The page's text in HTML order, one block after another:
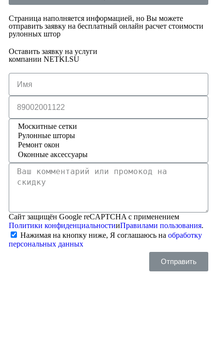
Страница наполняется информацией, но Вы можете
отправить заявку на бесплатный онлайн расчет стоимости
рулонных штор
Оставить заявку на услуги
компании NETKI.SU
Сайт защищён Google reCAPTCHA с применением
Политики конфиденциальностииПравилами пользования.
Нажимая на кнопку ниже, Я соглашаюсь на обработку
персональных данных
Отправить